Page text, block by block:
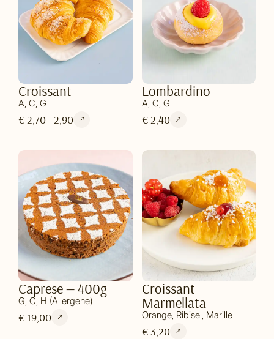
Croissant
A, C, G
€ 2,70 - 2,90
Lombardino
A, C, G
€ 2,40
Caprese — 400g
G, C, H (Allergene)
€ 19,00
Croissant
Marmellata
Orange, Ribisel, Marille
€ 3,20